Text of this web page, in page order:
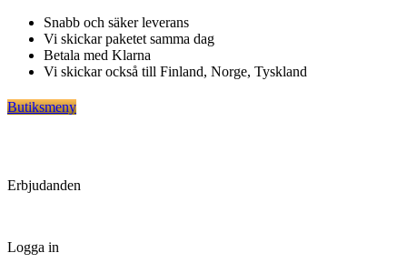
Hoppa
innehåll
Snabb och säker leverans
Vi skickar paketet samma dag
Betala med Klarna
Vi skickar också till Finland, Norge, Tyskland
Butiksmeny
Erbjudanden
Logga in